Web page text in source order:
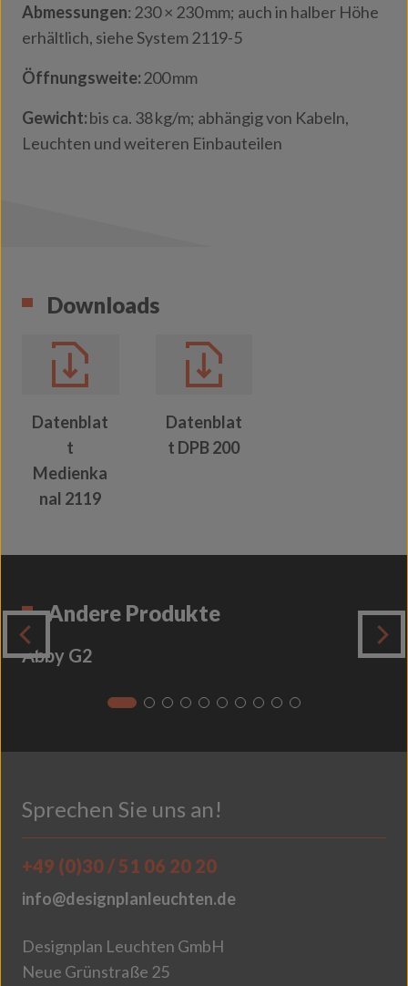
Abmessungen: 230 × 230 mm; auch in halber Höhe
erhältlich, siehe System 2119-5
Öffnungsweite: 200 mm
Gewicht:bis ca. 38 kg/m; abhängig von Kabeln,
Leuchten und weiteren Einbauteilen
Downloads
Datenblat
t
Medienka
nal 2119
Datenblat
t DPB 200
Andere Produkte
Abby G2
Sprechen Sie uns an!
+49 (0)30 / 51 06 20 20
info@designplanleuchten.de
Designplan Leuchten GmbH
Neue Grünstraße 25